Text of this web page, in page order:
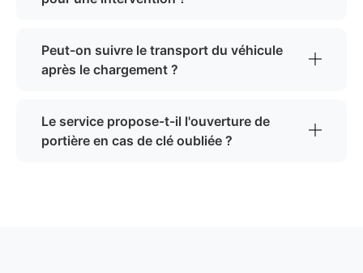
Peut-on suivre le transport du véhicule
après le chargement ?
Le service propose-t-il l'ouverture de
portière en cas de clé oubliée ?